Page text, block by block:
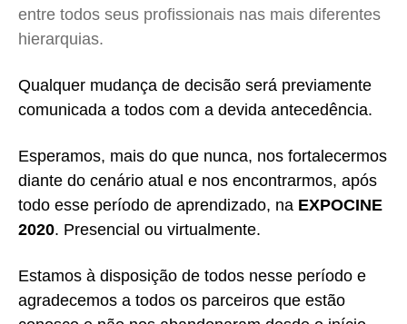
entre todos seus profissionais nas mais diferentes
hierarquias.
Qualquer mudança de decisão será previamente
comunicada a todos com a devida antecedência.
Esperamos, mais do que nunca, nos fortalecermos
diante do cenário atual e nos encontrarmos, após
todo esse período de aprendizado, na EXPOCINE
2020. Presencial ou virtualmente.
Estamos à disposição de todos nesse período e
agradecemos a todos os parceiros que estão